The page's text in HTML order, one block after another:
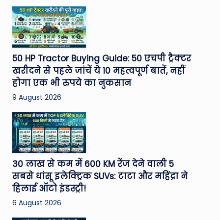
50 HP Tractor Buying Guide: 50 एचपी ट्रैक्टर
खरीदने से पहले जांचें ये 10 महत्वपूर्ण बातें, नहीं
होगा एक भी रुपये का नुकसान
9 August 2026
30 लाख से कम में 600 KM रेंज देने वाली 5
सबसे धांसू इलेक्ट्रिक SUVs: टाटा और महिंद्रा ने
हिलाई ऑटो इंडस्ट्री!
6 August 2026